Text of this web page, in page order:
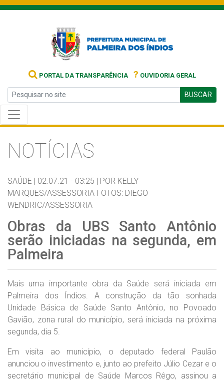
PORTAL DA TRANSPARÊNCIA ? OUVIDORIA GERAL
BUSCAR
NOTÍCIAS
SAÚDE | 02.07.21 - 03:25 | POR KELLY
MARQUES/ASSESSORIA FOTOS: DIEGO
WENDRIC/ASSESSORIA
Obras da UBS Santo Antônio
serão iniciadas na segunda, em
Palmeira
Mais uma importante obra da Saúde será iniciada em
Palmeira dos Índios. A construção da tão sonhada
Unidade Básica de Saúde Santo Antônio, no Povoado
Gavião, zona rural do município, será iniciada na próxima
segunda, dia 5.
Em visita ao município, o deputado federal Paulão
anunciou o investimento e, junto ao prefeito Júlio Cezar e o
secretário municipal de Saúde Marcos Rêgo, assinou a